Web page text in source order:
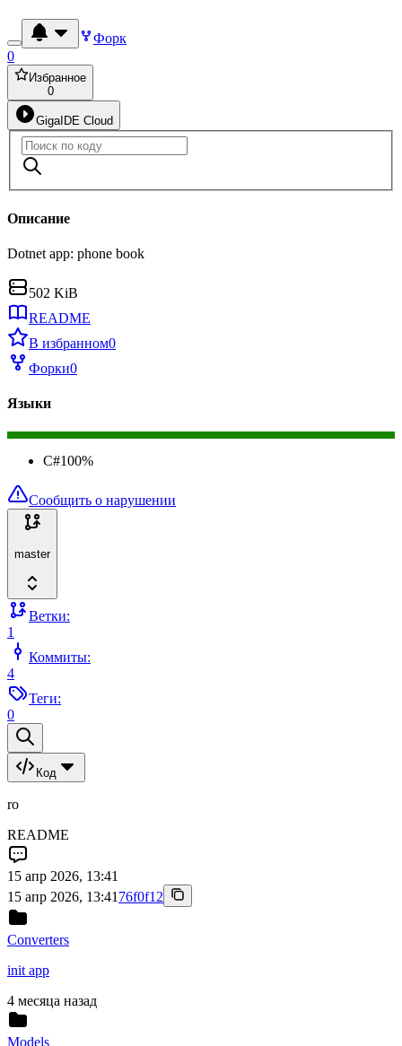
Форк
0
Избранное
0
GigaIDE Cloud
Описание
Dotnet app: phone book
502 KiB
README
В избранном0
Форки0
Языки
C#100%
Сообщить о нарушении
master
Ветки:
1
Коммиты:
4
Теги:
0
Код
ro
README
15 апр 2026, 13:41
15 апр 2026, 13:41 76f0f12
Converters
init app
4 месяца назад
Models